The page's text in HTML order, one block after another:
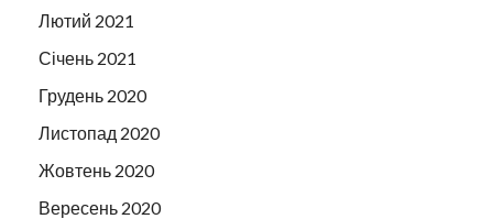
Лютий 2021
Січень 2021
Грудень 2020
Листопад 2020
Жовтень 2020
Вересень 2020